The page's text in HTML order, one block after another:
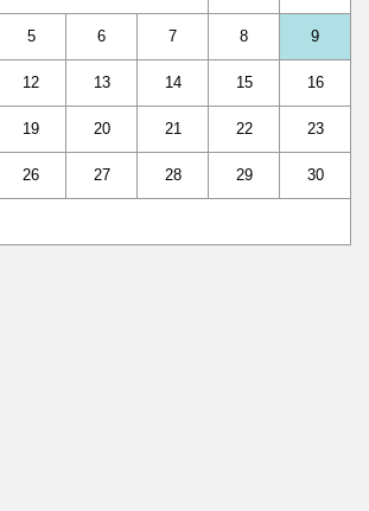
5 6 7 8 9
12 13 14 15 16
19 20 21 22 23
26 27 28 29 30